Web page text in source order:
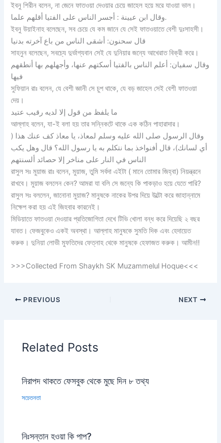
ইবনু শিরীন বলেন, না জেনে ফাতওয়া দেওয়ার চেয়ে জাহেল হয়ে মরে যাওয়া ভাল।
وقال ابن عيينة : أجسر الناس على الفتيا أقلهم علما.
ইবনু উয়াইনাহ বলেছেন, সব চেয়ে যে কম জানে যে সেই ফাতওয়াতে বেশী দুঃসাহসী।
قال سحنون: أشقى الناس من باع آخرته بدنيا
সাহনুন বলেছেন, সবচ্যে দুর্ভাগ্যবান সেই যে দুনিয়ার জন্যে আখেরাত বিক্রী করে।
وقال سفيان: أعلم الناس بالفتيا أسكتهم عنها، وأجهلهم بها أنطقهم
فيها
সুফিয়ান রাঃ বলেন, যে বেশী জ্ঞানী সে চুপ থাকে, যে বড় জাহেল সেই বেশী ফাতওয়া
দেয়।
ما يلفظ من قول إلا لديه رقيب عتيد
আল্লাহ বলেন, যা-ই বলা হয় তার সন্নিকটে থাকে এক কঠিন পাহারাদার।
وقال الرسول صلى الله عليه وسلم لمعاذ، يا معاذ كف عنك هذا (
أي لسانك)، قال أفنواخذ بما نتكلم به يا رسول الله؟ قال وهل يكب
الناس في النار على مناخر إلا حصائد ألسنتهم
রাসুল সঃ মুয়াজ রাঃ বলেন, মুয়াজ, তুমি সর্বদা এইটা ( মানে তোমার জিহ্বা) নিয়ন্ত্রনে
রাখবে। মুয়াজ বললেন কেন? আমরা যা বলি সে জন্যে কি পাকড়াও হয়ে যেতে পারি?
রাসুল সঃ বললেন, জানোনা মুয়াজ? মানুষকে নাকের উপর দিয়ে উল্টো করে জাহান্নামে
নিক্ষেপ করা হয় এই জিহবার কারনেই।
মিডিয়াতে ফাতওয়া দেওয়ার প্রতিজোগিতা দেখে টিভি খোলা বন্ধ করে দিয়েছি ২ বছর
যাবত। ফেজবুকেও একই অবস্থা। আল্লাহ মানুষকে সুমতি দিক এবং হেদায়েত
করুক। দুনিয়া লোভী মুফতিদের ফেত্নাহ থেকে মানুষকে হেফাজত করুক। আমীন!!
>>>Collected From Shaykh SK Muzammelul Hoque<<<
PREVIOUS NEXT
Related Posts
নিরাপদ থাকতে ফেসবুক থেকে মুছে দিন ৮ তথ্য
সচেতনতা
নিঃসন্তান হওয়া কি পাপ?